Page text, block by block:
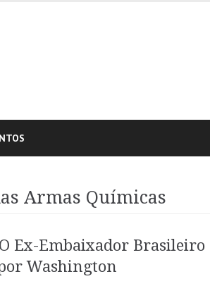
Armas Químicas
Ex-Embaixador Brasileiro
Washington